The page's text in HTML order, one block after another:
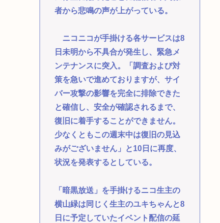
者から悲鳴の声が上がっている。
ニコニコが手掛ける各サービスは8
日未明から不具合が発生し、緊急メ
ンテナンスに突入。「調査および対
策を急いで進めておりますが、サイ
バー攻撃の影響を完全に排除できた
と確信し、安全が確認されるまで、
復旧に着手することができません。
少なくともこの週末中は復旧の見込
みがございません」と10日に再度、
状況を発表するとしている。
「暗黒放送」を手掛けるニコ生主の
横山緑は同じく生主のユキちゃんと8
日に予定していたイベント配信の延